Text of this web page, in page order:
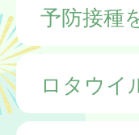
予防接種
ロタウイ